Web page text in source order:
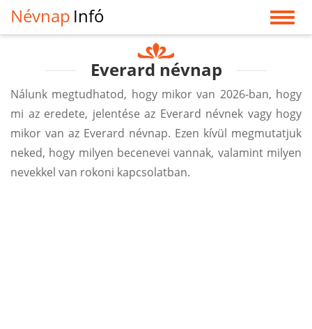
Névnap Infó
Everard névnap
Nálunk megtudhatod, hogy mikor van 2026-ban, hogy
mi az eredete, jelentése az Everard névnek vagy hogy
mikor van az Everard névnap. Ezen kívül megmutatjuk
neked, hogy milyen becenevei vannak, valamint milyen
nevekkel van rokoni kapcsolatban.